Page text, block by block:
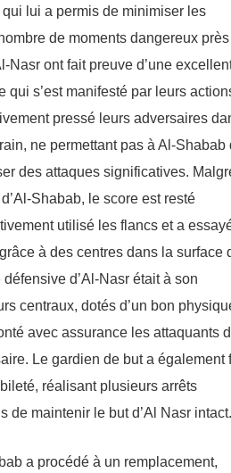
lui a permis de minimiser les
de moments dangereux
Nasr ont fait preuve d’une
qui s’est manifesté par leurs
pressé leurs adversaires
ne permettant pas à Al-Shabab
des attaques significatives.
Shabab, le score est resté
utilisé les flancs et a
à des centres dans la surface
d’Al-Nasr était à son
centraux, dotés d’un bon
avec assurance les attaquants
Le gardien de but a également
réalisant plusieurs arrêts
de maintenir le but d’Al Nasr intact.
a procédé à un remplacement,